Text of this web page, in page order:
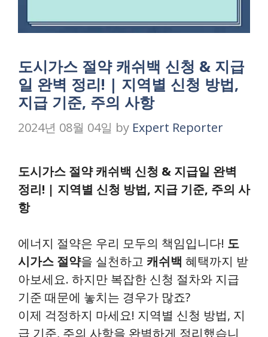
도시가스 절약 캐쉬백 신청 & 지급
일 완벽 정리! | 지역별 신청 방법,
지급 기준, 주의 사항
2024년 08월 04일 by Expert Reporter
도시가스 절약 캐쉬백 신청 & 지급일 완벽
정리! | 지역별 신청 방법, 지급 기준, 주의 사
항
에너지 절약은 우리 모두의 책임입니다! 도
시가스 절약을 실천하고 캐쉬백 혜택까지 받
아보세요. 하지만 복잡한 신청 절차와 지급
기준 때문에 놓치는 경우가 많죠?
이제 걱정하지 마세요! 지역별 신청 방법, 지
급 기준, 주의 사항을 완벽하게 정리했습니